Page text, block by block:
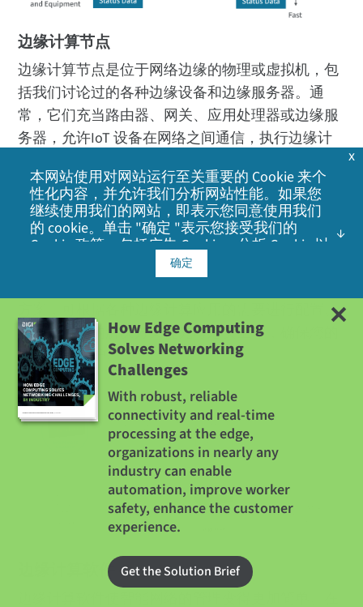
边缘计算节点
边缘计算节点是位于网络边缘的物理或虚拟机，包
括我们讨论过的各种边缘设备和边缘服务器。通
常，它们充当路由器、网关、应用处理器或边缘服
务器，允许IoT 设备在网络之间通信，执行边缘计
或连接到云的中间边缘服务器之间传输数据。此
外，它们还可以协助数据收集和分析，以及运行IoT
设备在运行过程中需要交互的容器化应用。
Digi 的边缘计算节点（包括前面列出的所有边缘硬
方案，可根据各种边缘计算应用的需要进行配置。
此外，我们的解决方案优先考虑安全性，确保您的
环境受到保护。
边缘计算软件
How Edge Computing
Solves Networking
Challenges
With robust, reliable
connectivity and real-time
processing at the edge,
organizations in nearly any
industry can enable
automation, improve worker
safety, enhance the customer
experience.
Get the Solution Brief
本网站使用对网站运行至关重要的 Cookie 来个
性化内容，并允许我们分析网站性能。如果您
继续使用我们的网站，即表示您同意使用我们
的 cookie。单击 "确定 "表示您接受我们的
Cookie 政策 ，包括广告 Cookie、分析 Cookie 以
及与社交媒体、广告和分析合作伙伴共享信
确定
x